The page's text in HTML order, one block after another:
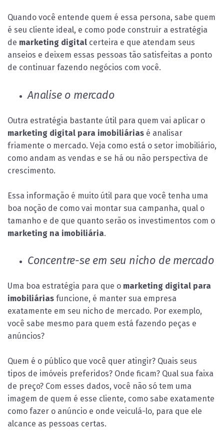
Quando você entende quem é essa persona, sabe quem
é seu cliente ideal, e como pode construir a estratégia
de marketing digital certeira e que atendam seus
anseios e deixem essas pessoas tão satisfeitas a ponto
de continuar fazendo negócios com você.
Analise o mercado
Outra estratégia bastante útil para quem vai aplicar o
marketing digital para imobiliárias é analisar
friamente o mercado. Veja como está o setor imobiliário,
como andam as vendas e se há ou não perspectiva de
crescimento.
Essa informação é muito útil para que você tenha uma
boa noção de como vai montar sua campanha, qual o
tamanho e de que quanto serão os investimentos com o
marketing na imobiliária.
Concentre-se em seu nicho de mercado
Uma boa estratégia para que o marketing digital para
imobiliárias funcione, é manter sua empresa
exatamente em seu nicho de mercado. Por exemplo,
você sabe mesmo para quem está fazendo peças e
anúncios?
Quem é o público que você quer atingir? Quais seus
tipos de imóveis preferidos? Onde ficam? Qual sua faixa
de preço? Com esses dados, você não só tem uma
imagem de quem é esse cliente, como sabe exatamente
como fazer o anúncio e onde veiculá-lo, para que ele
alcance as pessoas certas.